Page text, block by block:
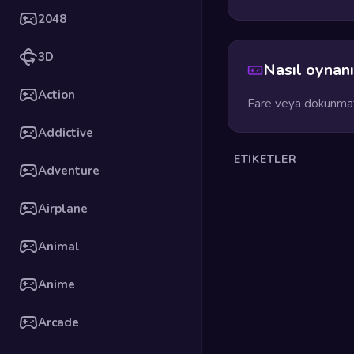
2048
3D
Action
Addictive
Adventure
Airplane
Animal
Anime
Arcade
Nasıl
Fare veya
ETIKETLER